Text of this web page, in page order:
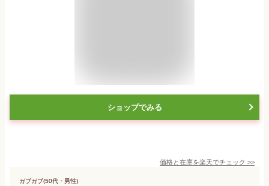
ショップでみる
価格と在庫を楽天でチェック >>
ガブガブ(50代・男性)